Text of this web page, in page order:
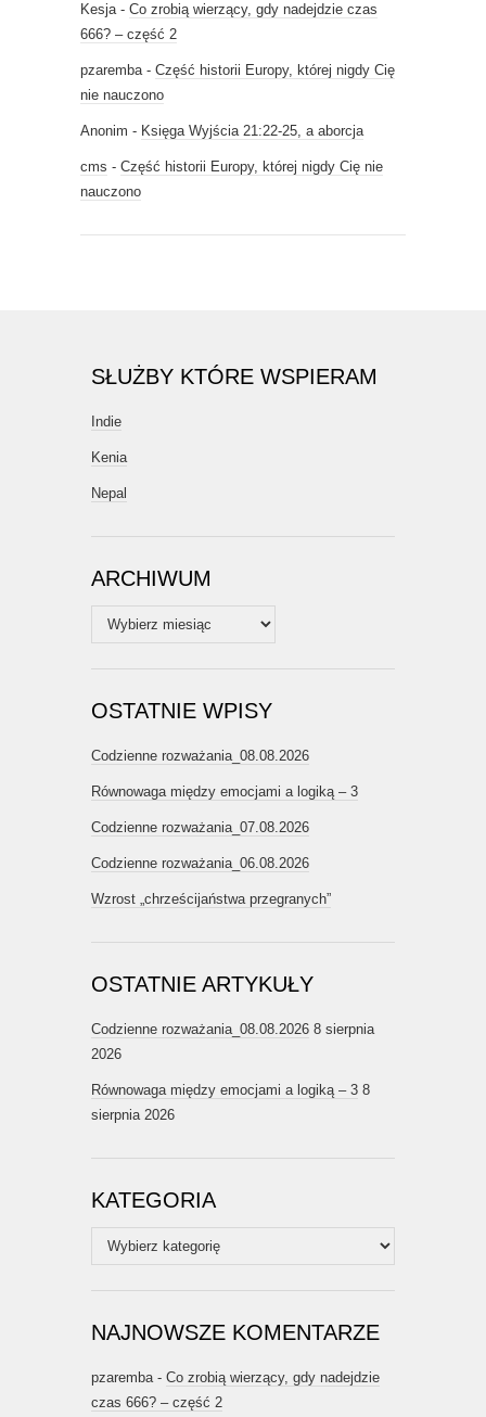
Kesja- Co zrobią wierzący, gdy nadejdzie czas
666? – część 2
pzaremba- Część historii Europy, której nigdy Cię
nie nauczono
Anonim - Księga Wyjścia 21:22-25, a aborcja
cms - Część historii Europy, której nigdy Cię nie
nauczono
SŁUŻBY KTÓRE WSPIERAM
Indie
Kenia
Nepal
ARCHIWUM
Archiwum
OSTATNIE WPISY
Codzienne rozważania_08.08.2026
Równowaga między emocjami a logiką – 3
Codzienne rozważania_07.08.2026
Codzienne rozważania_06.08.2026
Wzrost „chrześcijaństwa przegranych”
OSTATNIE ARTYKUŁY
Codzienne rozważania_08.08.2026 8 sierpnia
2026
Równowaga między emocjami a logiką – 3 8
sierpnia 2026
KATEGORIA
Kategoria
NAJNOWSZE KOMENTARZE
pzaremba- Co zrobią wierzący, gdy nadejdzie
czas 666? – część 2